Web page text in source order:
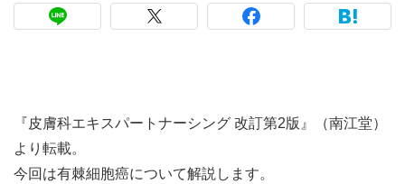
『皮膚科エキスパートナーシング 改訂第2版』（南江堂）
より転載。
今回は有棘細胞癌について解説します。